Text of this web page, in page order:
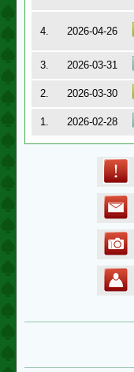
4. 2026-04-26
3. 2026-03-31
2.
2026-03-30
1.
2026-02-28